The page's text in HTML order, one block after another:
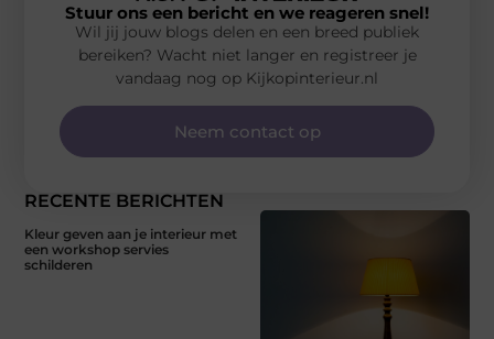
RECENTE BERICHTEN
Kleur geven aan je interieur met
een workshop servies
schilderen
Stuur ons een bericht en we reageren snel!
Wil jij jouw blogs delen en een breed publiek
bereiken? Wacht niet langer en registreer je
vandaag nog op Kijkopinterieur.nl
Neem contact op